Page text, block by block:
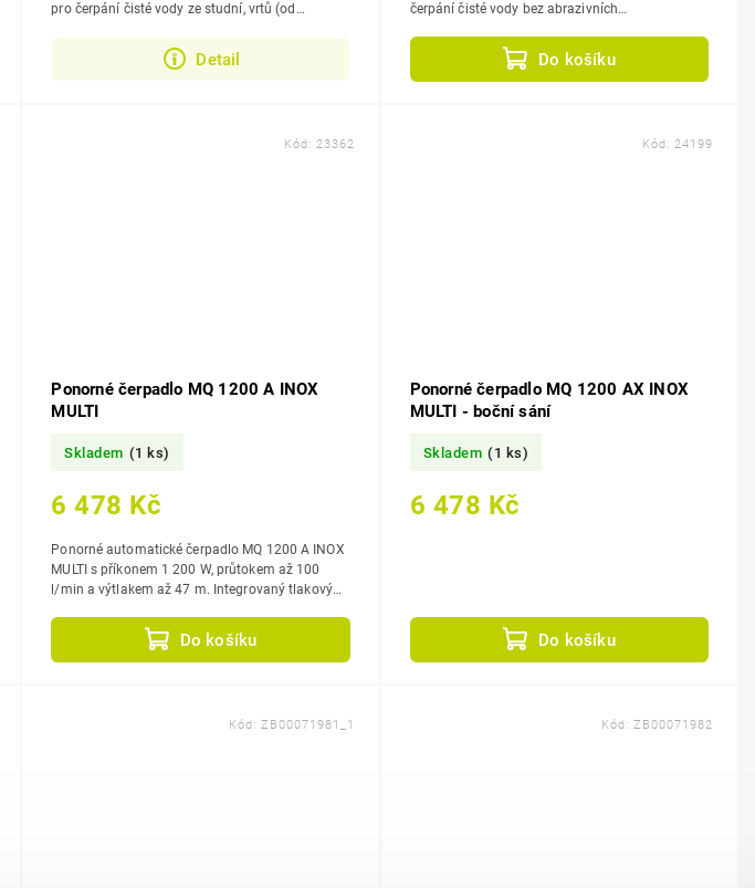
Detail
pro čerpání čisté vody ze studní, vrtů (od
Do košíku
čerpání čisté vody bez abrazivních
Ponorné čerpadlo MQ 1200 A INOX
MULTI
Skladem (1 ks)
6 478 Kč
Do košíku
Ponorné automatické čerpadlo MQ 1200 A INOX
MULTI s příkonem 1 200 W, průtokem až 100
l/min a výtlakem až 47 m. Integrovaný tlakový
Kód: 23362
Ponorné čerpadlo MQ 1200 AX INOX
MULTI - boční sání
Skladem (1 ks)
6 478 Kč
Do košíku
Kód: 24199
Kód: ZB00071981_1 Kód: ZB00071982